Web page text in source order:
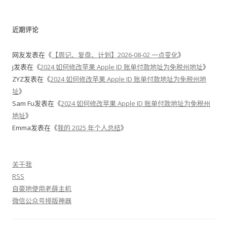
近期评论
网友发表在《 【周记、复盘、计划】2026-08-02 一点变化》
j发表在《2024 如何修改苹果 Apple ID 账单付款地址为免税州地址》
ZYZ发表在《2024 如何修改苹果 Apple ID 账单付款地址为免税州地
址》
Sam Fu发表在《2024 如何修改苹果 Apple ID 账单付款地址为免税州
地址》
Emma发表在《我的 2025 年个人总结》
关于我
RSS
自豪地使用老薛主机
微信公众号排版神器